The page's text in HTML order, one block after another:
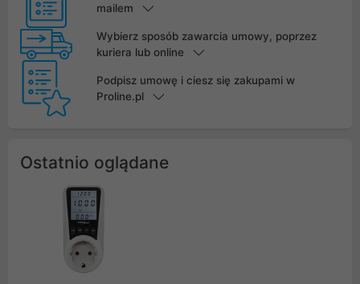
mailem
Wybierz sposób zawarcia umowy, poprzez
kuriera lub online
Podpisz umowę i ciesz się zakupami w
Proline.pl
Ostatnio oglądane